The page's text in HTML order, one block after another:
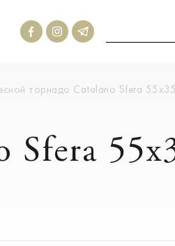
торнадо Catalano Sfera
Sfera